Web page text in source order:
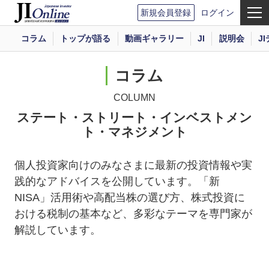
新規会員登録 ログイン
コラム トップが語る 動画ギャラリー JI 説明会 JI
コラム
COLUMN
ステート・ストリート・インベストメン
ト・マネジメント
個人投資家向けのみなさまに最新の投資情報や実
践的なアドバイスを公開しています。「新
NISA」活用術や高配当株の選び方、株式投資に
おける税制の基本など、多彩なテーマを専門家が
解説しています。